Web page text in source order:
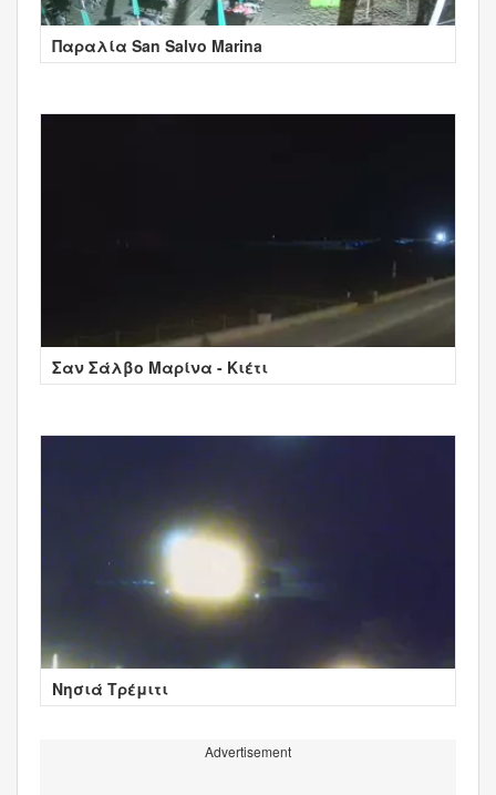
Παραλία San Salvo Marina
Σαν Σάλβο Μαρίνα - Κιέτι
Νησιά Τρέμιτι
Advertisement